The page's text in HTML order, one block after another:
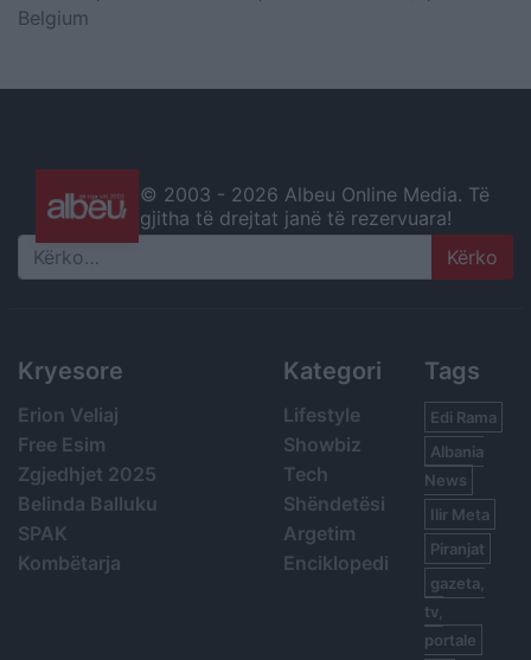
Belgium
© 2003 - 2026 Albeu Online Media. Të
gjitha të drejtat janë të rezervuara!
Search
Kryesore
Erion Veliaj
Free Esim
Zgjedhjet 2025
Belinda Balluku
SPAK
Kombëtarja
Kategori
Lifestyle
Showbiz
Tech
Shëndetësi
Argetim
Enciklopedi
Tags
Edi Rama
Albania
News
Ilir Meta
Piranjat
gazeta,
tv,
portale